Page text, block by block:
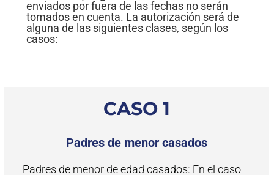
enviados por fuera de las fechas no serán
tomados en cuenta. La autorización será de
alguna de las siguientes clases, según los
casos:
CASO 1
Padres de menor casados
Padres de menor de edad casados: En el caso